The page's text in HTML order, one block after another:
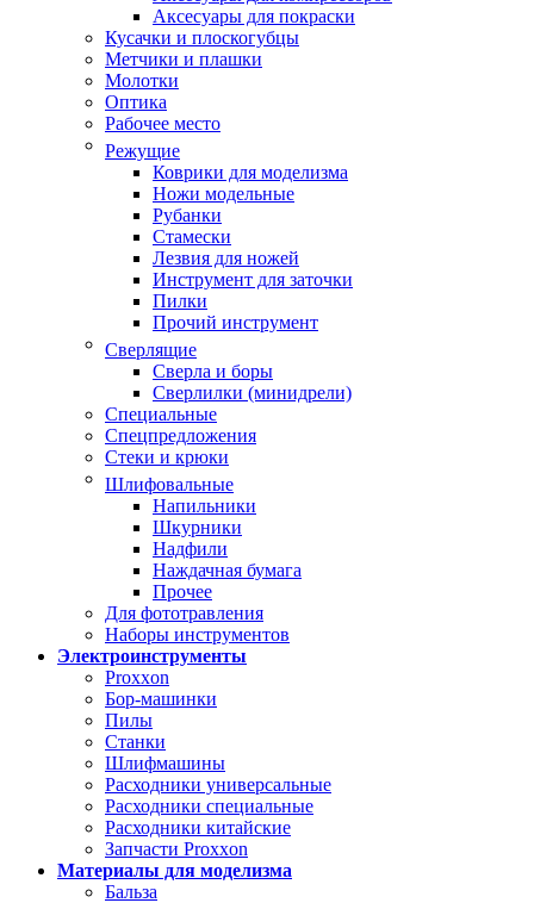
Аксесуары для покраски
Кусачки и плоскогубцы
Метчики и плашки
Молотки
Оптика
Рабочее место
Режущие
Коврики для моделизма
Ножи модельные
Рубанки
Стамески
Лезвия для ножей
Инструмент для заточки
Пилки
Прочий инструмент
Сверлящие
Сверла и боры
Сверлилки (минидрели)
Специальные
Спецпредложения
Стеки и крюки
Шлифовальные
Напильники
Шкурники
Надфили
Наждачная бумага
Прочее
Для фототравления
Наборы инструментов
Электроинструменты
Proxxon
Бор-машинки
Пилы
Станки
Шлифмашины
Расходники универсальные
Расходники специальные
Расходники китайские
Запчасти Proxxon
Материалы для моделизма
Бальза